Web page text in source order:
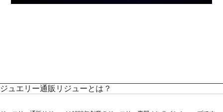
ジュエリー通販リジューとは？